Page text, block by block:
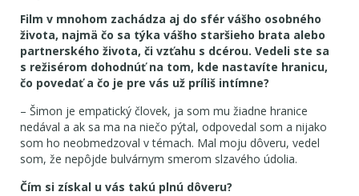
Film v mnohom zachádza aj do sfér vášho osobného
života, najmä čo sa týka vášho staršieho brata alebo
partnerského života, či vzťahu s dcérou. Vedeli ste sa
s režisérom dohodnúť na tom, kde nastavíte hranicu,
čo povedať a čo je pre vás už príliš intímne?
– Šimon je empatický človek, ja som mu žiadne hranice
nedával a ak sa ma na niečo pýtal, odpovedal som a nijako
som ho neobmedzoval v témach. Mal moju dôveru, vedel
som, že nepôjde bulvárnym smerom slzavého údolia.
Čím si získal u vás takú plnú dôveru?